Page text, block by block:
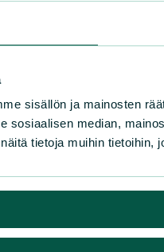
sisällön ja mainosten
sosiaalisen median,
tietoja muihin tietoihin,